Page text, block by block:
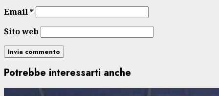
Email*
Sito web
Potrebbe interessarti anche